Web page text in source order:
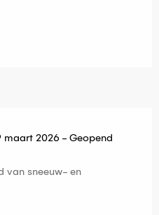
maart 2026 - Geopend
van sneeuw- en